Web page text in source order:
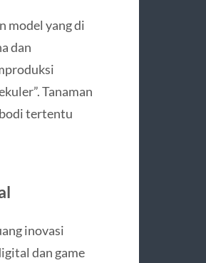
model yang di
dan
Tanaman
tertentu
inovasi
dan game